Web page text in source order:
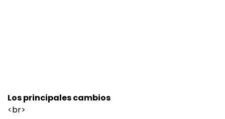
Los principales cambios
<br>